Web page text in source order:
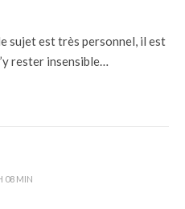
sujet est très personnel, il est
rester insensible…
08 MIN